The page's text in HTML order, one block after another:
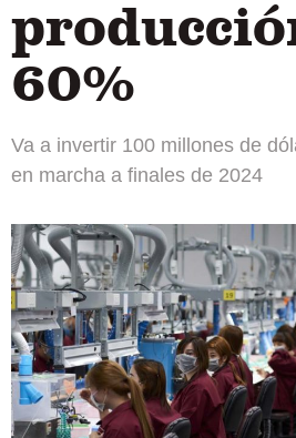
60%
Va a invertir 100 millones de
en marcha a finales de 2024